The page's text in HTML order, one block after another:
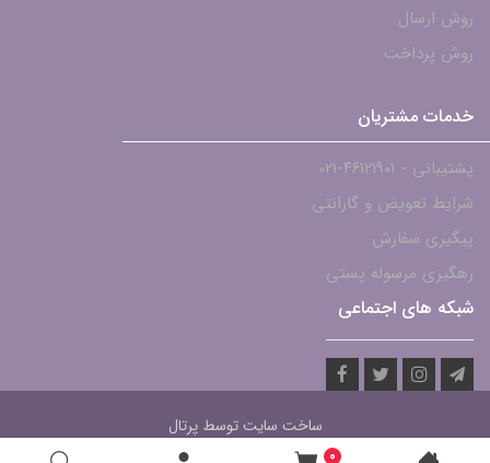
0
روش ارسال
روش پرداخت
خدمات مشتریان
پشتیبانی - ۴۶۱۲۱۹۰۱-021
شرایط تعویض و گارانتی
پیگیری سفارش
رهگیری مرسوله پستی
شبکه های اجتماعی
ساخت سایت توسطپرتال